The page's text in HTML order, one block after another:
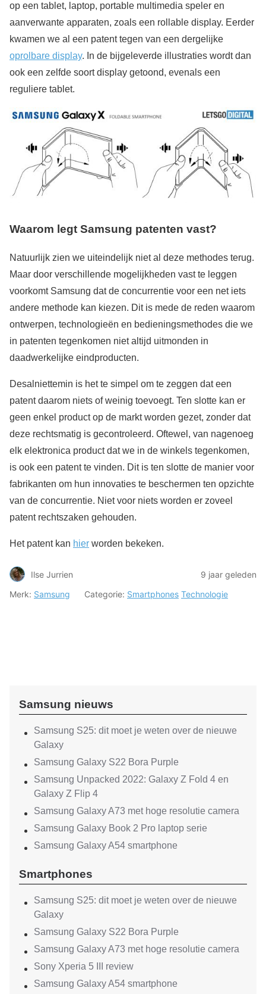
op een tablet, laptop, portable multimedia speler en
aanverwante apparaten, zoals een rollable display. Eerder
kwamen we al een patent tegen van een dergelijke
oprolbare display. In de bijgeleverde illustraties wordt dan
ook een zelfde soort display getoond, evenals een
reguliere tablet.
Waarom legt Samsung patenten vast?
Natuurlijk zien we uiteindelijk niet al deze methodes terug.
Maar door verschillende mogelijkheden vast te leggen
voorkomt Samsung dat de concurrentie voor een net iets
andere methode kan kiezen. Dit is mede de reden waarom
ontwerpen, technologieën en bedieningsmethodes die we
in patenten tegenkomen niet altijd uitmonden in
daadwerkelijke eindproducten.
Desalniettemin is het te simpel om te zeggen dat een
patent daarom niets of weinig toevoegt. Ten slotte kan er
geen enkel product op de markt worden gezet, zonder dat
deze rechtsmatig is gecontroleerd. Oftewel, van nagenoeg
elk elektronica product dat we in de winkels tegenkomen,
is ook een patent te vinden. Dit is ten slotte de manier voor
fabrikanten om hun innovaties te beschermen ten opzichte
van de concurrentie. Niet voor niets worden er zoveel
patent rechtszaken gehouden.
Het patent kan hier worden bekeken.
Ilse Jurrien
9 jaar geleden
Merk: Samsung Categorie: Smartphones Technologie
Samsung nieuws
Samsung S25: dit moet je weten over de nieuwe
Galaxy
Samsung Galaxy S22 Bora Purple
Samsung Unpacked 2022: Galaxy Z Fold 4 en
Galaxy Z Flip 4
Samsung Galaxy A73 met hoge resolutie camera
Samsung Galaxy Book 2 Pro laptop serie
Samsung Galaxy A54 smartphone
Smartphones
Samsung S25: dit moet je weten over de nieuwe
Galaxy
Samsung Galaxy S22 Bora Purple
Samsung Galaxy A73 met hoge resolutie camera
Sony Xperia 5 III review
Samsung Galaxy A54 smartphone